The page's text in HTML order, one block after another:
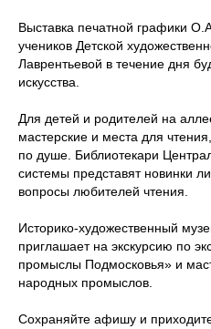
Выставка печатной графики
учеников Детской
Лаврентьевой в течение дня
искусства.
Для детей и родителей на
мастерские и места для
по душе. Библиотекари
системы представят новинки
вопросы любителей чтения.
Историко-художественный
приглашает на экскурсию по
промыслы Подмосковья» и
народных промыслов.
Сохраняйте афишу и